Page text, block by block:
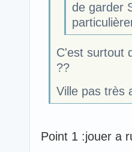
de garder
C'est surtout
??
Ville pas très
Point 1 :jouer a